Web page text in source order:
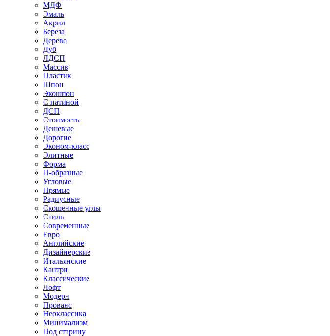
МДФ
Эмаль
Акрил
Береза
Дерево
Дуб
ЛДСП
Массив
Пластик
Шпон
Экошпон
С патиной
ДСП
Стоимость
Дешевые
Дорогие
Эконом-класс
Элитные
Форма
П-образные
Угловые
Прямые
Радиусные
Скошенные углы
Стиль
Современные
Евро
Английские
Дизайнерские
Итальянские
Кантри
Классические
Лофт
Модерн
Прованс
Неоклассика
Минимализм
Под старину